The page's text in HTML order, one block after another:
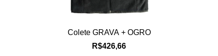
Colete GRAVA + OGRO
R$426,66